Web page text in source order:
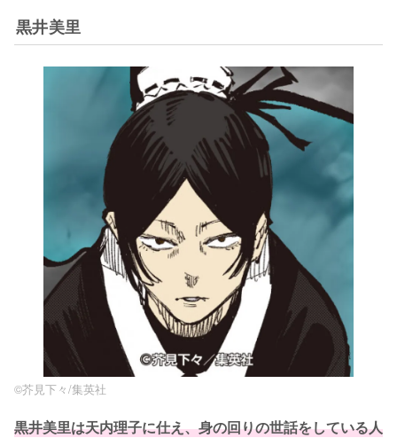
黒井美里
©︎芥見下々/集英社
黒井美里は天内理子に仕え、身の回りの世話をしている人